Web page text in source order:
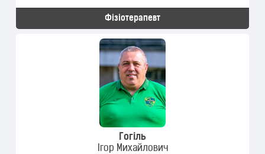
Фізіотерапевт
Гогіль
Ігор Михайлович